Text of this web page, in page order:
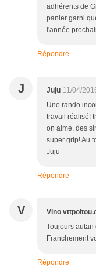
adhérents de
panier garni
l'année
Répondre
J Juju 11/04/
Une rando
travail réalisé!
on aime, des
super grip! Au
Juju
Répondre
V Vino
Toujours autan
Franchement
Répondre